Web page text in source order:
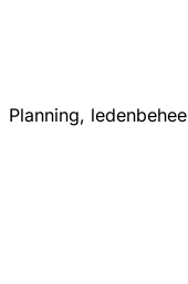
Planning,